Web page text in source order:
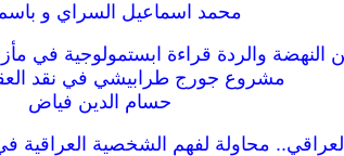
محمد اسماعيل السراي و باسم
النهضة والردة قراءة ابستمولوجية في
مشروع جورج طرابيشي في نقد
حسام الدين فياض
محاولة لفهم الشخصية العراقية